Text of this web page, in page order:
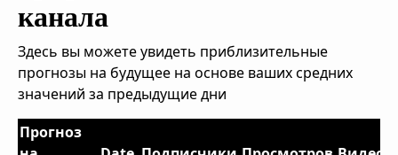
канала
Здесь вы можете увидеть приблизительные
прогнозы на будущее на основе ваших средних
значений за предыдущие дни
Прогноз